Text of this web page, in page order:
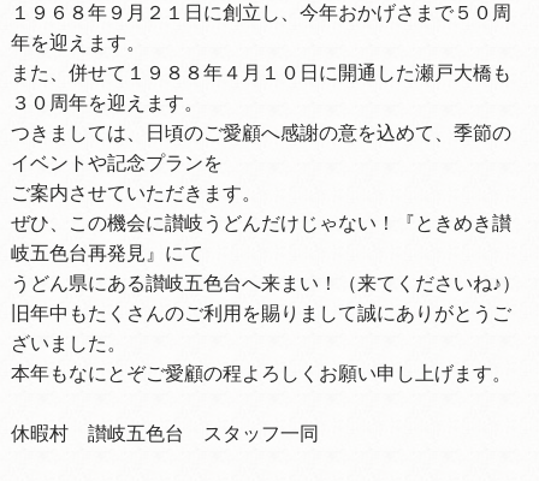
１９６８年９月２１日に創立し、今年おかげさまで５０周
年を迎えます。
また、併せて１９８８年４月１０日に開通した瀬戸大橋も
３０周年を迎えます。
つきましては、日頃のご愛顧へ感謝の意を込めて、季節の
イベントや記念プランを
ご案内させていただきます。
ぜひ、この機会に讃岐うどんだけじゃない！『ときめき讃
岐五色台再発見』にて
うどん県にある讃岐五色台へ来まい！（来てくださいね♪）
旧年中もたくさんのご利用を賜りまして誠にありがとうご
ざいました。
本年もなにとぞご愛顧の程よろしくお願い申し上げます。
休暇村 讃岐五色台 スタッフ一同